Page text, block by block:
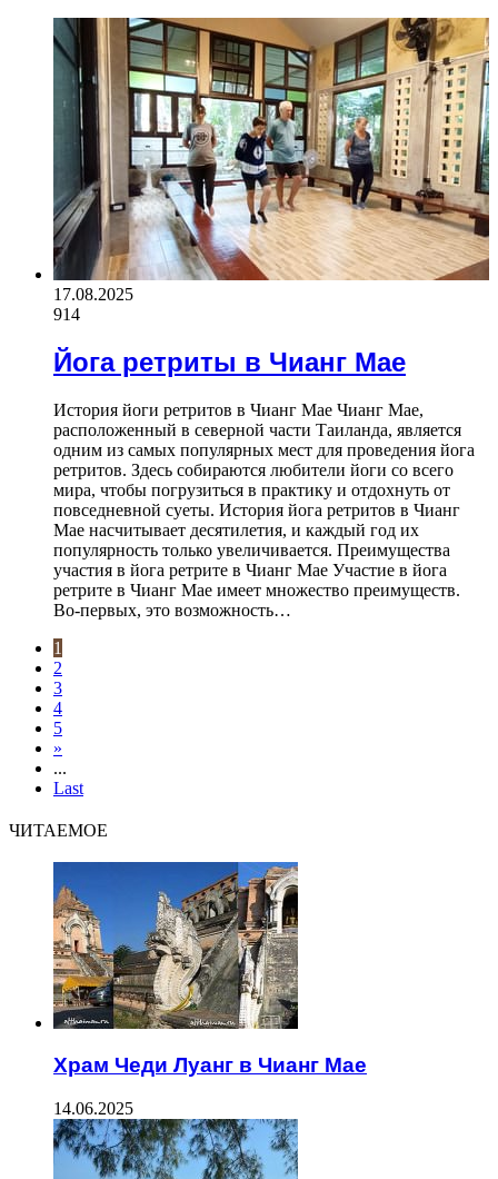
17.08.2025
914
Йога ретриты в Чианг Мае
История йоги ретритов в Чианг Мае Чианг Мае,
расположенный в северной части Таиланда, является
одним из самых популярных мест для проведения йога
ретритов. Здесь собираются любители йоги со всего
мира, чтобы погрузиться в практику и отдохнуть от
повседневной суеты. История йога ретритов в Чианг
Мае насчитывает десятилетия, и каждый год их
популярность только увеличивается. Преимущества
участия в йога ретрите в Чианг Мае Участие в йога
ретрите в Чианг Мае имеет множество преимуществ.
Во-первых, это возможность…
1
2
3
4
5
»
...
Last
ЧИТАЕМОЕ
Храм Чеди Луанг в Чианг Мае
14.06.2025